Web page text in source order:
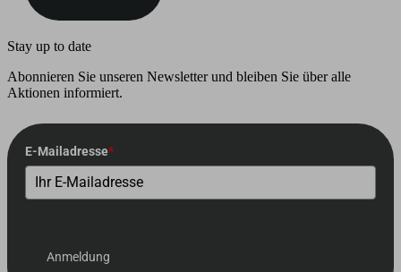
Stay up to date
Abonnieren Sie unseren Newsletter und bleiben Sie über alle
Aktionen informiert.
E-Mailadresse*
Anmeldung